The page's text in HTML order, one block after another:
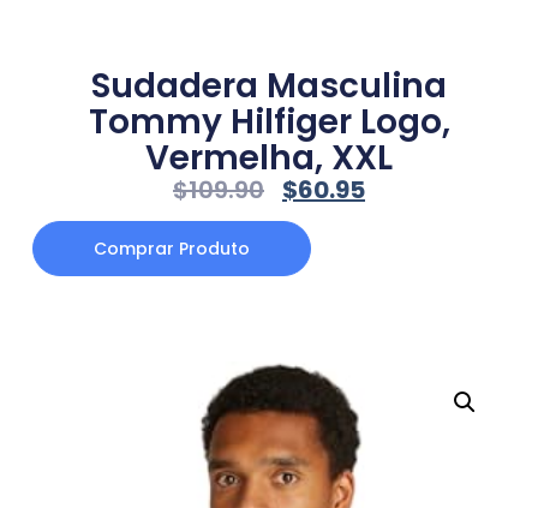
Sudadera Masculina
Tommy Hilfiger Logo,
Vermelha, XXL
$109.90 $60.95
Comprar Produto